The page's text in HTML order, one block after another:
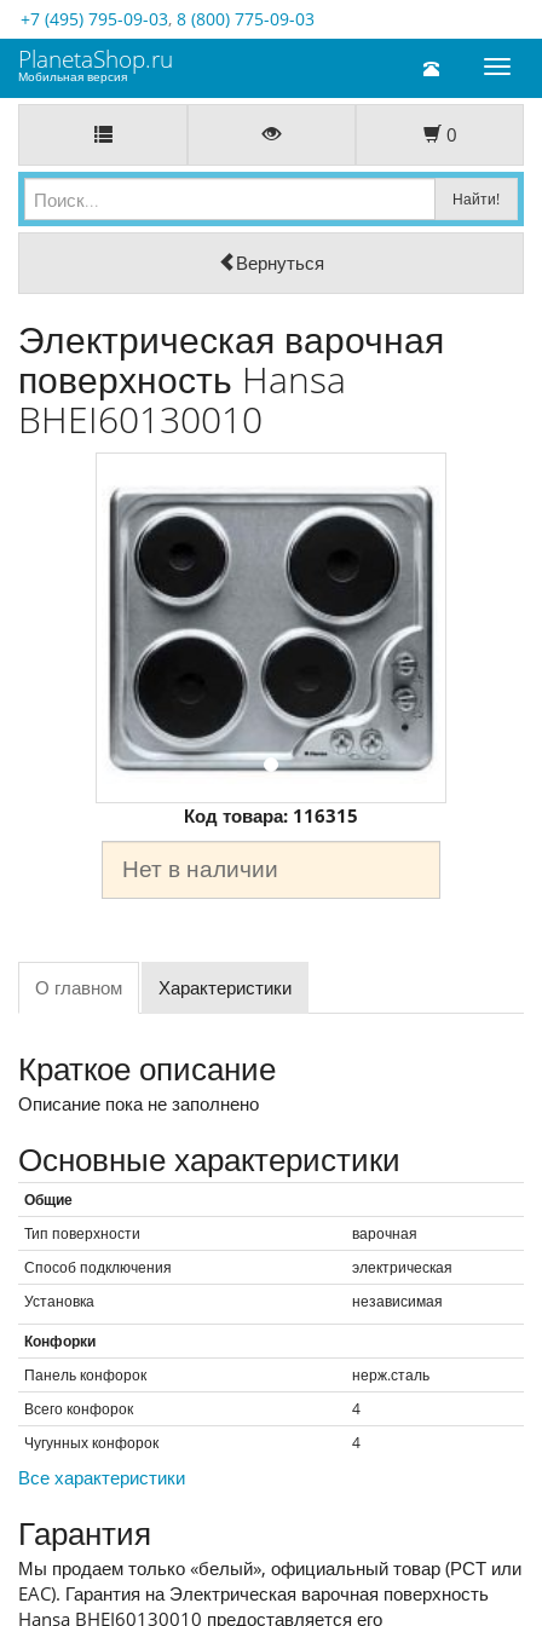
+7 (495) 795-09-03, 8 (800) 775-09-03
Toggle
PlanetaShop.ru
Мобильная версия
0
Вернуться
Электрическая варочная
поверхность Hansa
BHEI60130010
Код товара: 116315
Нет в наличии
О главном Характеристики
Краткое описание
Описание пока не заполнено
Основные характеристики
Общие
Тип поверхности
варочная
Способ подключения
электрическая
Установка
независимая
Конфорки
Панель конфорок
нерж.сталь
Всего конфорок
4
Чугунных конфорок
4
Все характеристики
Гарантия
Мы продаем только «белый», официальный товар (РСТ или
EAC). Гарантия на Электрическая варочная поверхность
Hansa BHEI60130010 предоставляется его